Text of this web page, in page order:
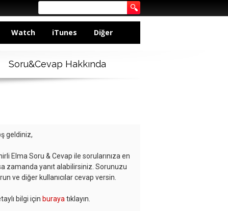
Watch iTunes Diğer
Soru&Cevap Hakkında
geldiniz,
Elma Soru & Cevap ile sorularınıza en
zamanda yanıt alabilirsiniz. Sorunuzu
ve diğer kullanıcılar cevap versin.
bilgi için buraya tıklayın.